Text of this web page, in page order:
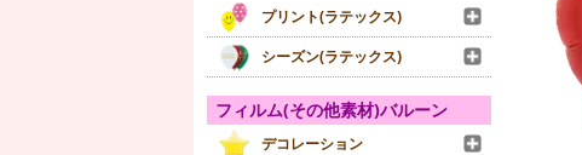
プリント(ラテックス)
シーズン(ラテックス)
フィルム(その他素材)バルーン
デコレーション